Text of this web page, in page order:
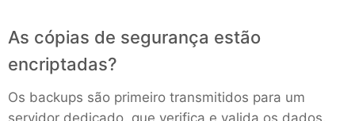
As cópias de segurança estão
encriptadas?
Os backups são primeiro transmitidos para um
servidor dedicado, que verifica e valida os dados.